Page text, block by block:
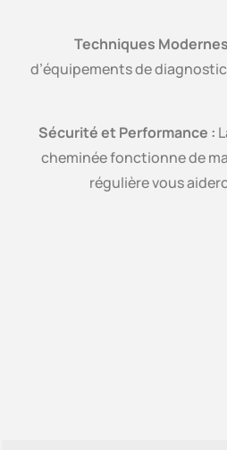
Techniques
d’équipements de
Sécurité et Performance :
cheminée fonctionne de
régulière vous